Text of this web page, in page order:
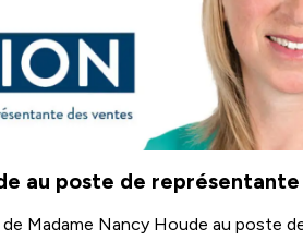
au poste de
Madame Nancy Houde au poste